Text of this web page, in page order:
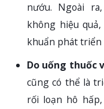
nướu. Ngoài
không hiệu
khuẩn phát triển
Do uống thuốc
cũng có thể là
rối loạn hô